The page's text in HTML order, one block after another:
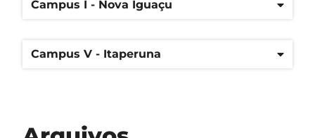
Campus I - Nova Iguaçu
Campus V - Itaperuna